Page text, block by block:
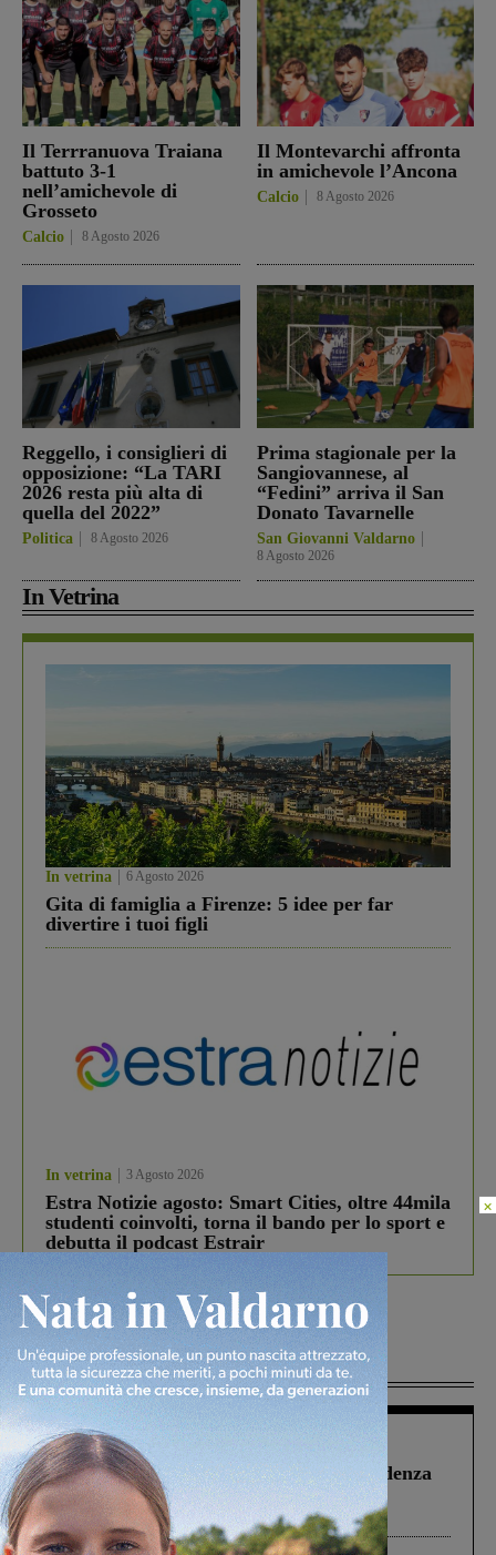
Il Terrranuova Traiana
battuto 3-1
nell’amichevole di
Grosseto
Calcio 8 Agosto 2026
Il Montevarchi affronta
in amichevole l’Ancona
Calcio 8 Agosto 2026
Reggello, i consiglieri di
opposizione: “La TARI
2026 resta più alta di
quella del 2022”
Politica 8 Agosto 2026
Prima stagionale per la
Sangiovannese, al
“Fedini” arriva il San
Donato Tavarnelle
San Giovanni Valdarno
8 Agosto 2026
In Vetrina
In vetrina 6 Agosto 2026
Gita di famiglia a Firenze: 5 idee per far
divertire i tuoi figli
In vetrina 3 Agosto 2026
Estra Notizie agosto: Smart Cities, oltre 44mila
studenti coinvolti, torna il bando per lo sport e
debutta il podcast Estrair
Più lette
Figline Incisa Valdarno 1 Agosto 2026
Piscina di Figline finanziata oltre la scadenza
Pnrr, il gruppo di Fratelli d’Italia: “Un
ringraziamento al Governo”
×